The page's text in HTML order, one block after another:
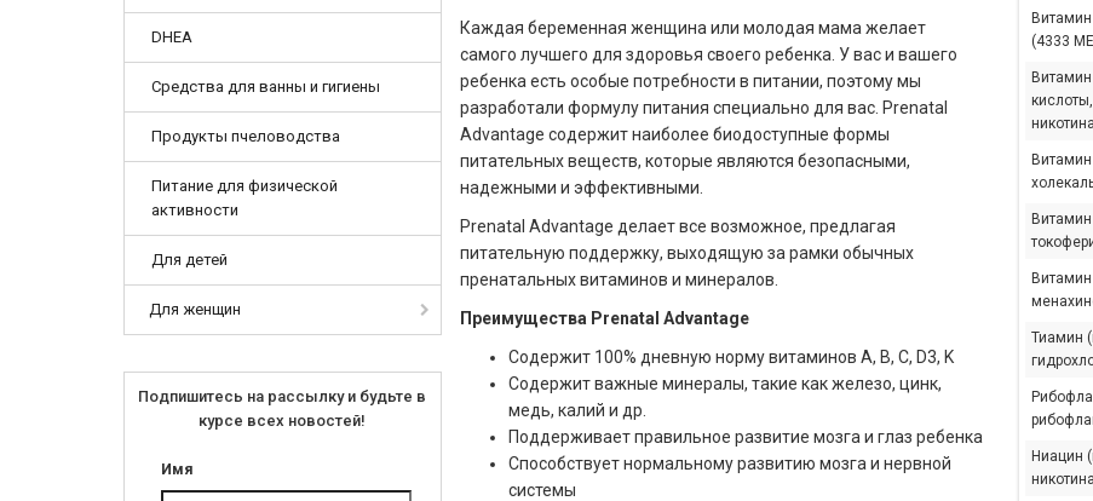
DHEA
Средства для ванны и гигиены
Продукты пчеловодства
Питание для физической
активности
Для детей
Для женщин
Подпишитесь на рассылку и будьте в
курсе всех новостей!
Имя
(4333
Тиамин
Ниацин
Каждая беременная женщина или молодая мама желает
самого лучшего для здоровья своего ребенка. У вас и вашего
ребенка есть особые потребности в питании, поэтому мы
разработали формулу питания специально для вас. Prenatal
Advantage содержит наиболее биодоступные формы
питательных веществ, которые являются безопасными,
надежными и эффективными.
Prenatal Advantage делает все возможное, предлагая
питательную поддержку, выходящую за рамки обычных
пренатальных витаминов и минералов.
Преимущества Prenatal Advantage
Содержит 100% дневную норму витаминов A, B, C, D3, K
Содержит важные минералы, такие как железо, цинк,
медь, калий и др.
Поддерживает правильное развитие мозга и глаз ребенка
Способствует нормальному развитию мозга и нервной
системы